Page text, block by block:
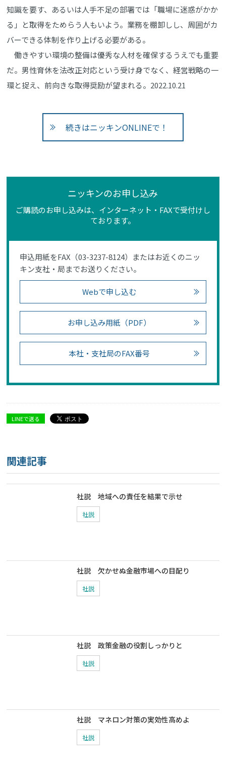
知識を要す、あるいは人手不足の部署では「職場に迷惑がかか
る」と取得をためらう人もいよう。業務を棚卸しし、周囲がカ
バーできる体制を作り上げる必要がある。
働きやすい環境の整備は優秀な人材を確保するうえでも重要
だ。男性育休を法改正対応という受け身でなく、経営戦略の一
環と捉え、前向きな取得奨励が望まれる。2022.10.21
続きはニッキンONLINEで！
ニッキンのお申し込み
ご購読のお申し込みは、インターネット・FAXで受付けし
ております。
申込用紙をFAX（03-3237-8124）またはお近くのニッ
キン支社・局までお送りください。
Webで申し込む
お申し込み用紙（PDF）
本社・支社局のFAX番号
LINEで送る
関連記事
社説 地域への責任を結果で示せ
社説
社説 欠かせぬ金融市場への目配り
社説
社説 政策金融の役割しっかりと
社説
社説 マネロン対策の実効性高めよ
社説